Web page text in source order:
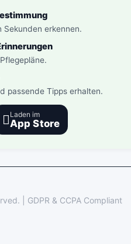
Sekunden erkennen.
passende Tipps erhalten.
 Laden im
App Store
GDPR & CCPA Compliant